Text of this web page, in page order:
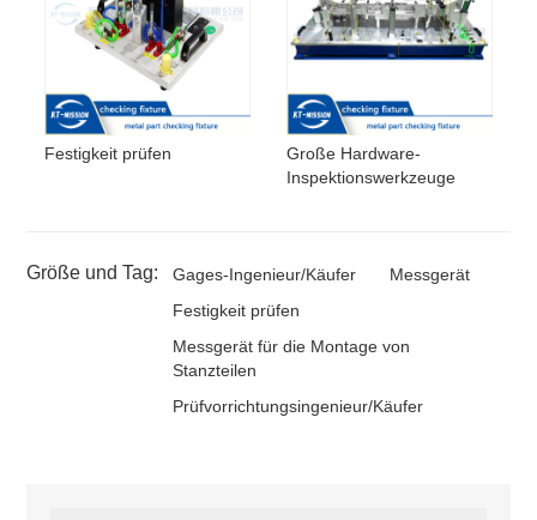
Festigkeit prüfen
Große Hardware-
Inspektionswerkzeuge
Größe und Tag: Gages-Ingenieur/Käufer
Messgerät
Festigkeit prüfen
Messgerät für die Montage von
Stanzteilen
Prüfvorrichtungsingenieur/Käufer